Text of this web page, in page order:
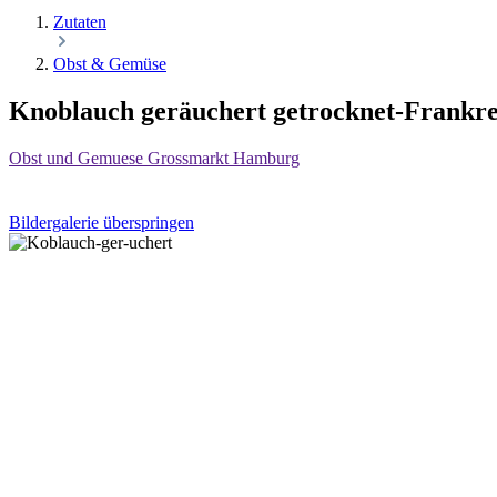
Zutaten
Obst & Gemüse
Knoblauch geräuchert getrocknet-
Obst und Gemuese Grossmarkt Hamburg
Bildergalerie überspringen